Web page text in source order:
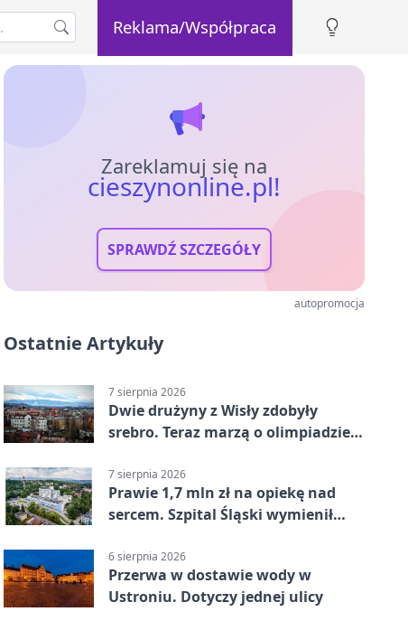
Reklama/Współpraca
Zareklamuj się na
cieszynonline.pl!
SPRAWDŹ SZCZEGÓŁY
autopromocja
Ostatnie Artykuły
7 sierpnia 2026
Dwie drużyny z Wisły zdobyły
srebro. Teraz marzą o olimpiadzie
7 sierpnia 2026
Prawie 1,7 mln zł na opiekę nad
sercem. Szpital Śląski wymienił
6 sierpnia 2026
Przerwa w dostawie wody w
Ustroniu. Dotyczy jednej ulicy